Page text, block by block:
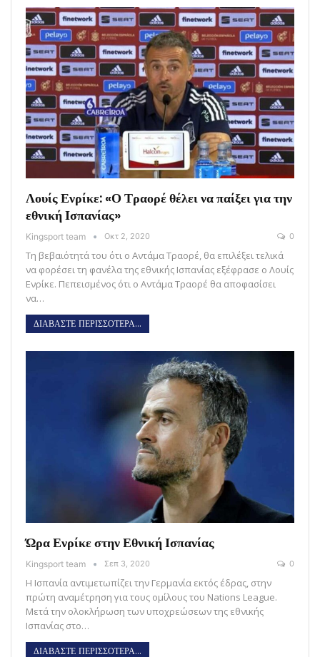
Λουίς Ενρίκε: «Ο Τραορέ θέλει να παίξει για την
εθνική Ισπανίας»
Kingsport team Οκτ 2, 2020 0
Τη βεβαιότητά του ότι ο Αντάμα Τραορέ, θα επιλέξει τελικά
να φορέσει τη φανέλα της εθνικής Ισπανίας εξέφρασε ο Λουίς
Ενρίκε. Πεπεισμένος ότι ο Αντάμα Τραορέ θα αποφασίσει
να…
ΔΙΑΒΑΣΤΕ ΠΕΡΙΣΣΟΤΕΡΑ...
Ώρα Ενρίκε στην Εθνική Ισπανίας
Kingsport team Σεπ 3, 2020 0
Η Ισπανία αντιμετωπίζει την Γερμανία εκτός έδρας, στην
πρώτη αναμέτρηση για τους ομίλους του Nations League.
Μετά την ολοκλήρωση των υποχρεώσεων της εθνικής
Ισπανίας στο…
ΔΙΑΒΑΣΤΕ ΠΕΡΙΣΣΟΤΕΡΑ...